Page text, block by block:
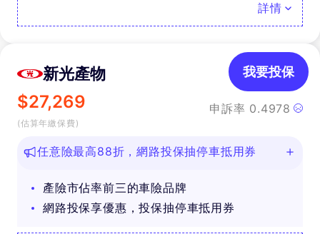
詳情
新光產物
$27,269
(估算年繳保費)
申訴率 0.4978
我要投保
任意險最高88折，網路投保抽停車抵用券
產險市佔率前三的車險品牌
網路投保享優惠，投保抽停車抵用券